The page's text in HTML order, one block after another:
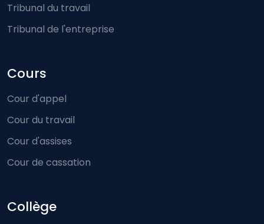
Tribunal du travail
Tribunal de l'entreprise
Cours
Cour d'appel
Cour du travail
Cour d'assises
Cour de cassation
Collège